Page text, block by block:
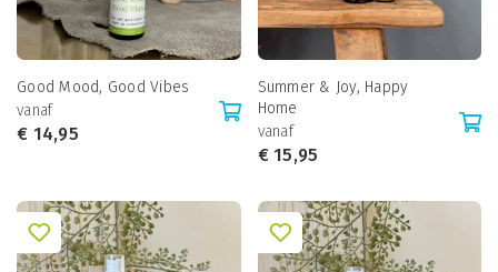
Good Mood, Good Vibes
vanaf
€ 14,95
Summer & Joy, Happy
Home
vanaf
€15,95